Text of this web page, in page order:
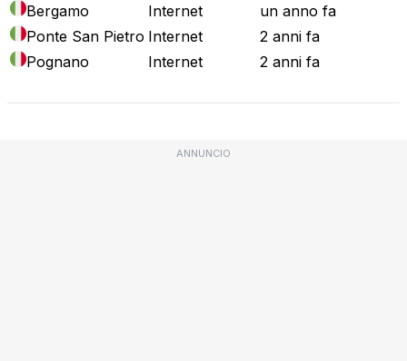
Bergamo
Internet
un anno fa
Ponte San Pietro Internet
2 anni fa
Pognano
Internet 2 anni fa
ANNUNCIO